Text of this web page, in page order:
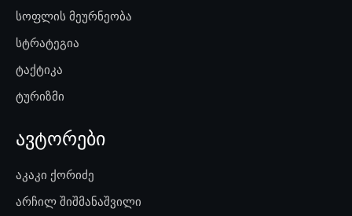
სოფლის მეურნეობა
სტრატეგია
ტაქტიკა
ტურიზმი
ავტორები
აკაკი ქორიძე
არჩილ შიშმანაშვილი